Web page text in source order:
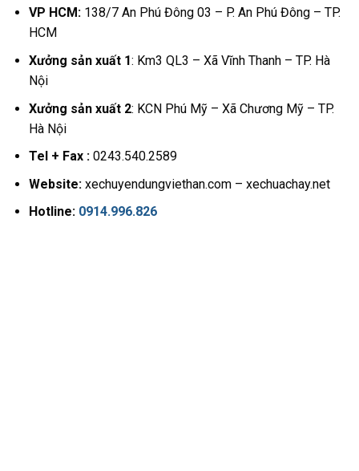
VP HCM:138/7 An Phú Đông 03 – P. An Phú Đông – TP.
HCM
Xưởng sản xuất 1: Km3 QL3 – Xã Vĩnh Thanh – TP. Hà
Nội
Xưởng sản xuất 2: KCN Phú Mỹ – Xã Chương Mỹ – TP.
Hà Nội
Tel + Fax :0243.540.2589
Website:xechuyendungviethan.com – xechuachay.net
Hotline: 0914.996.826